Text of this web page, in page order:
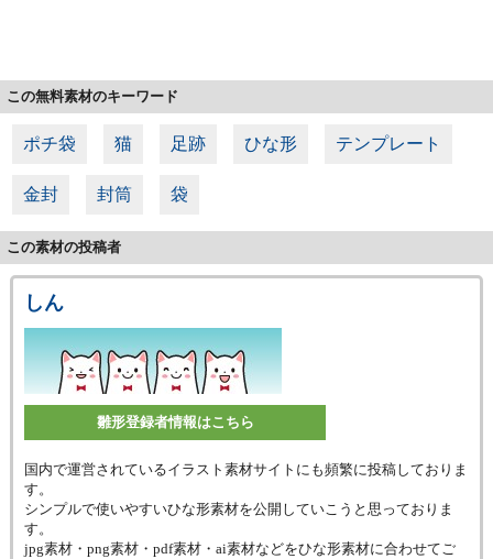
この無料素材のキーワード
ポチ袋 猫 足跡 ひな形 テンプレート
金封 封筒 袋
この素材の投稿者
しん
雛形登録者情報はこちら
国内で運営されているイラスト素材サイトにも頻繁に投稿しておりま
す。
シンプルで使いやすいひな形素材を公開していこうと思っておりま
す。
jpg素材・png素材・pdf素材・ai素材などをひな形素材に合わせてご